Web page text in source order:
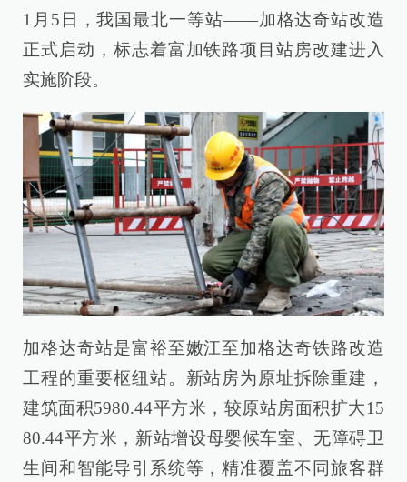
1月5日，我国最北一等站——加格达奇站改造
正式启动，标志着富加铁路项目站房改建进入
实施阶段。
加格达奇站是富裕至嫩江至加格达奇铁路改造
工程的重要枢纽站。新站房为原址拆除重建，
建筑面积5980.44平方米，较原站房面积扩大15
80.44平方米，新站增设母婴候车室、无障碍卫
生间和智能导引系统等，精准覆盖不同旅客群